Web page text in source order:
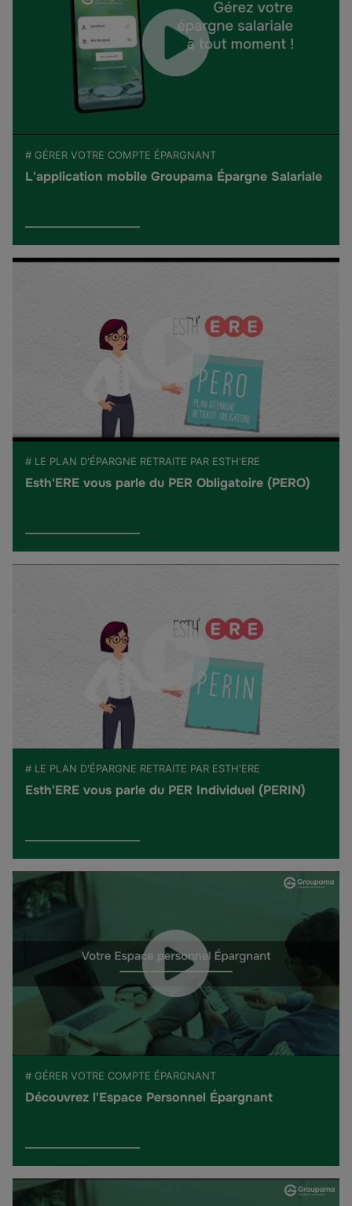
# GÉRER VOTRE COMPTE ÉPARGNANT
L'application mobile Groupama Épargne Salariale
# LE PLAN D'ÉPARGNE RETRAITE PAR ESTH'ERE
Esth'ERE vous parle du PER Obligatoire (PERO)
# LE PLAN D'ÉPARGNE RETRAITE PAR ESTH'ERE
Esth'ERE vous parle du PER Individuel (PERIN)
# GÉRER VOTRE COMPTE ÉPARGNANT
Découvrez l'Espace Personnel Épargnant